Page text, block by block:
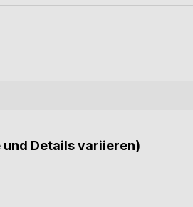
Details variieren)